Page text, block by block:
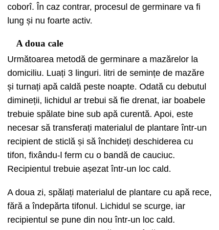
coborî. În caz contrar, procesul de germinare va fi
lung și nu foarte activ.
A doua cale
Următoarea metodă de germinare a mazărelor la
domiciliu. Luați 3 linguri. litri de semințe de mazăre
și turnați apă caldă peste noapte. Odată cu debutul
dimineții, lichidul ar trebui să fie drenat, iar boabele
trebuie spălate bine sub apă curentă. Apoi, este
necesar să transferați materialul de plantare într-un
recipient de sticlă și să închideți deschiderea cu
tifon, fixându-l ferm cu o bandă de cauciuc.
Recipientul trebuie așezat într-un loc cald.
A doua zi, spălați materialul de plantare cu apă rece,
fără a îndepărta tifonul. Lichidul se scurge, iar
recipientul se pune din nou într-un loc cald.